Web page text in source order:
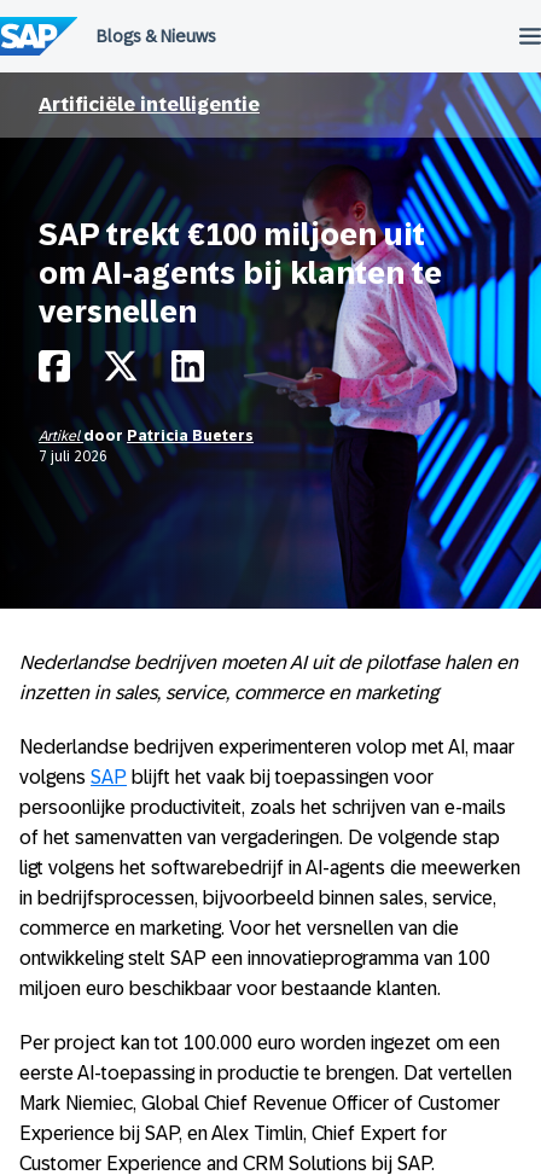
naar
de
inhoud
Artificiële intelligentie
SAP trekt €100 miljoen uit
om AI-agents bij klanten te
versnellen
Artikel door Patricia Bueters
7 juli 2026
Nederlandse bedrijven moeten AI uit de pilotfase halen en
inzetten in sales, service, commerce en marketing
Nederlandse bedrijven experimenteren volop met AI, maar
volgens SAP blijft het vaak bij toepassingen voor
persoonlijke productiviteit, zoals het schrijven van e-mails
of het samenvatten van vergaderingen. De volgende stap
ligt volgens het softwarebedrijf in AI-agents die meewerken
in bedrijfsprocessen, bijvoorbeeld binnen sales, service,
commerce en marketing. Voor het versnellen van die
ontwikkeling stelt SAP een innovatieprogramma van 100
miljoen euro beschikbaar voor bestaande klanten.
Per project kan tot 100.000 euro worden ingezet om een
eerste AI-toepassing in productie te brengen. Dat vertellen
Mark Niemiec, Global Chief Revenue Officer of Customer
Experience bij SAP, en Alex Timlin, Chief Expert for
Customer Experience and CRM Solutions bij SAP.